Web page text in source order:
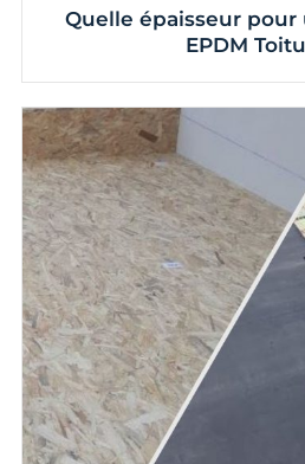
Quelle épaisseur
EPDM